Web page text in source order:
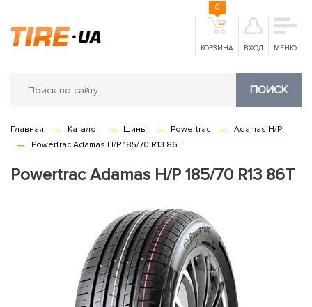
КОРЗИНА
0
ВХОД МЕНЮ
ПОИСК
Главная Каталог Шины Powertrac
Adamas H/P
Powertrac Adamas H/P 185/70 R13 86T
Powertrac Adamas H/P 185/70 R13 86T